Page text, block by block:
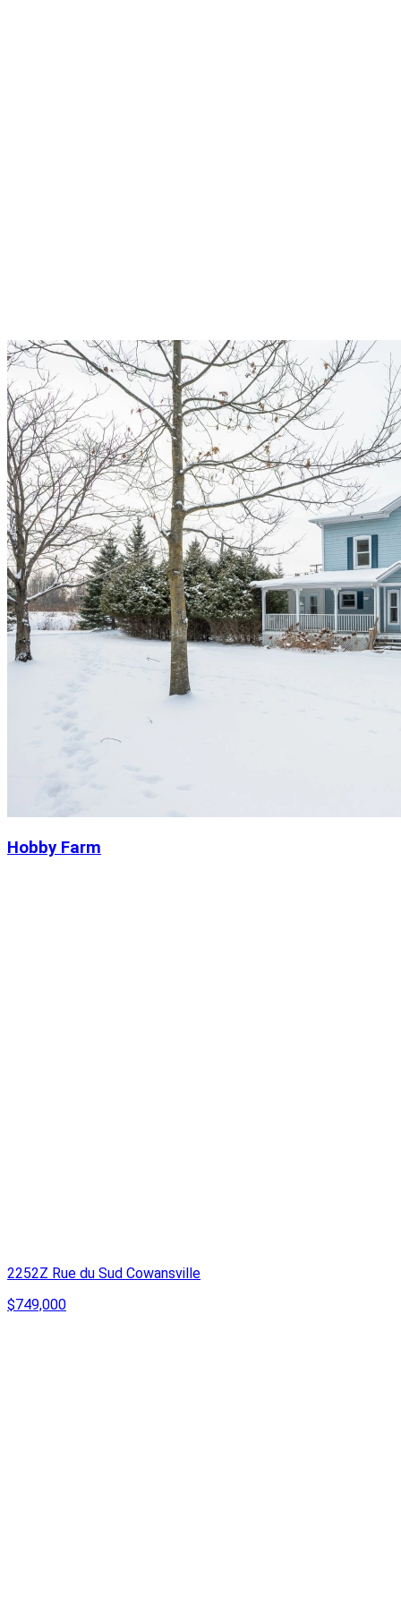
Hobby Farm
2252Z Rue du Sud Cowansville
$749,000